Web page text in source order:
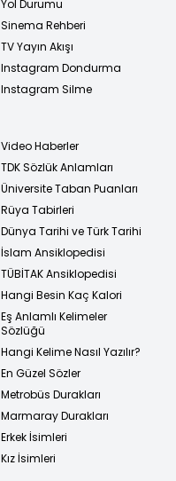
Yol Durumu
Sinema Rehberi
TV Yayın Akışı
Instagram Dondurma
Instagram Silme
Video Haberler
TDK Sözlük Anlamları
Üniversite Taban Puanları
Rüya Tabirleri
Dünya Tarihi ve Türk Tarihi
İslam Ansiklopedisi
TÜBİTAK Ansiklopedisi
Hangi Besin Kaç Kalori
Eş Anlamlı Kelimeler
Sözlüğü
Hangi Kelime Nasıl Yazılır?
En Güzel Sözler
Metrobüs Durakları
Marmaray Durakları
Erkek İsimleri
Kız İsimleri